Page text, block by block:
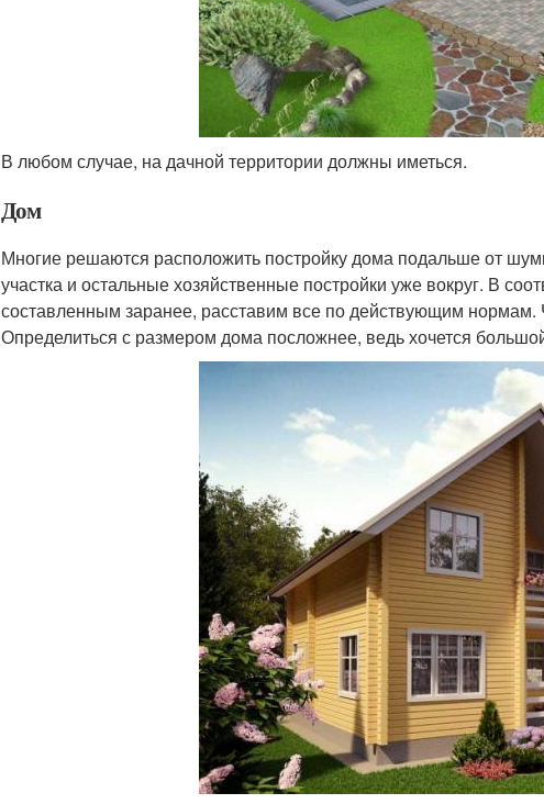
В любом случае, на дачной территории должны иметься.
Дом
Многие решаются расположить постройку дома подальше от
участка и остальные хозяйственные постройки уже вокруг. В
составленным заранее, расставим все по действующим нормам.
Определиться с размером дома посложнее, ведь хочется